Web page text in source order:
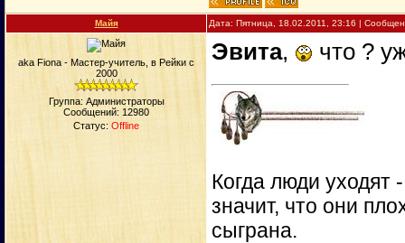
Майя Дата: Пятница, 18.02.2011, 23:16 |
aka Fiona - Мастер-учитель, в Рейки с
2000
Группа: Администраторы
Сообщений: 12980
Статус: Offline
Эвита, что ?
Когда люди уходят
значит, что они
сыграна.